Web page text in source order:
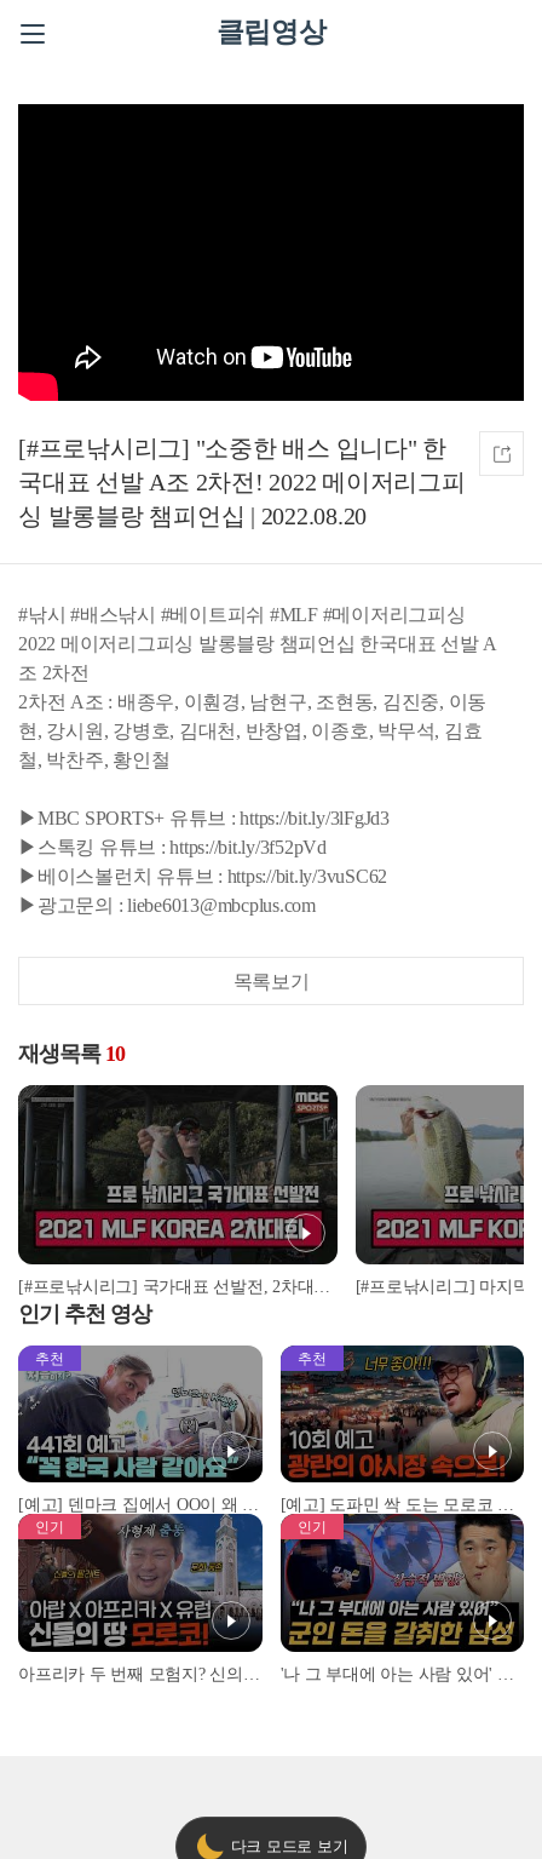
클립영상
[#프로낚시리그] "소중한 배스 입니다" 한
국대표 선발 A조 2차전! 2022 메이저리그피
싱 발롱블랑 챔피언십 | 2022.08.20
#낚시 #배스낚시 #베이트피쉬 #MLF #메이저리그피싱
2022 메이저리그피싱 발롱블랑 챔피언십 한국대표 선발 A
조 2차전
2차전 A조 : 배종우, 이훤경, 남현구, 조현동, 김진중, 이동
현, 강시원, 강병호, 김대천, 반창엽, 이종호, 박무석, 김효
철, 박찬주, 황인철
▶MBC SPORTS+ 유튜브 : https://bit.ly/3lFgJd3
▶스톡킹 유튜브 : https://bit.ly/3f52pVd
▶베이스볼런치 유튜브 : https://bit.ly/3vuSC62
▶광고문의 : liebe6013@mbcplus.com
목록보기
재생목록 10
[#프로낚시리그] 국가대표 선발전, 2차대회 승자는? | 2021 MLF KOREA 발롱블랑 챔피언십
인기 추천 영상
추천
[예고] 덴마크 집에서 OO이 왜 나와...? 이상할 정도로 한국을 사랑하는 우리 형을 제보합니다!
추천
[예고] 도파민 싹 도는 모로코 야시장 투어!
인기 인기
다크 모드로 보기